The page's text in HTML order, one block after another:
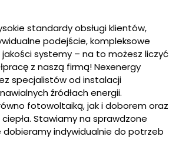
standardy obsługi klientów,
podejście, kompleksowe
jakości systemy – na to możesz liczyć
z naszą firmą! Nexenergy
specjalistów od instalacji
źródłach energii.
fotowoltaiką, jak i doborem oraz
Stawiamy na sprawdzone
dobieramy indywidualnie do potrzeb